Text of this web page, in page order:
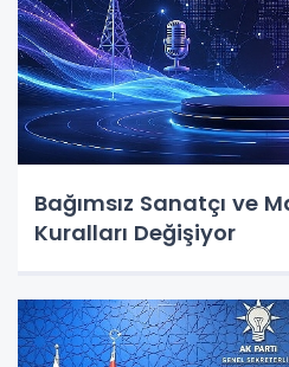
Bağımsız Sanatçı ve
Kuralları Değişiyor